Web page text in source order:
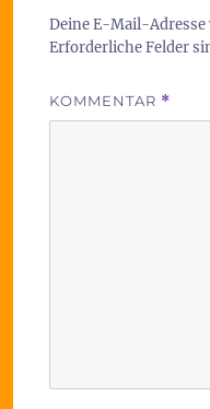
Deine E-Mail-
Erforderliche Felder
KOMMENTAR *